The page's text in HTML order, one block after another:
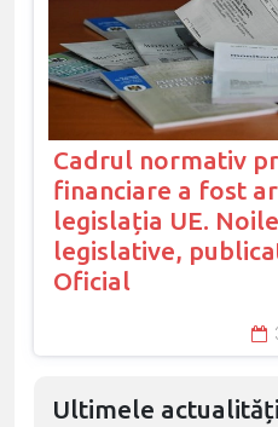
Cadrul normativ
financiare a fost
legislația UE.
legislative,
Oficial
Ultimele actualități